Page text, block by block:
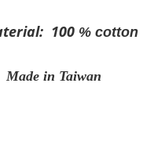
100 % cotton
in Taiwan